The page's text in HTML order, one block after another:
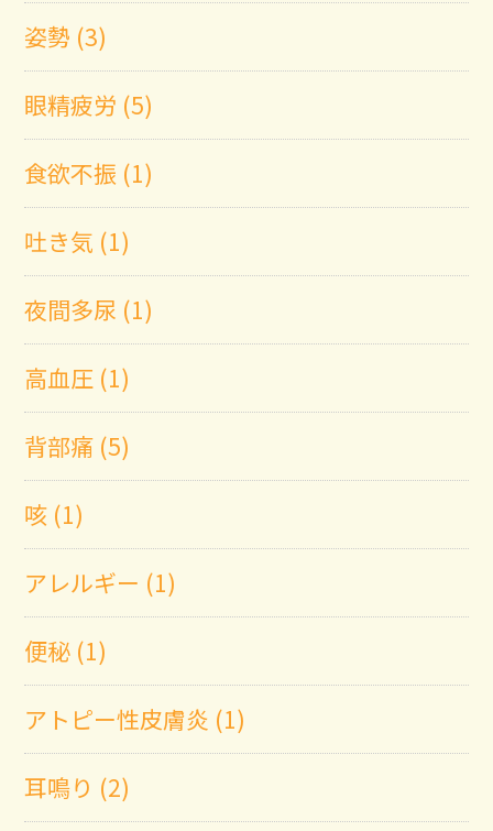
姿勢 (3)
眼精疲労 (5)
食欲不振 (1)
吐き気 (1)
夜間多尿 (1)
高血圧 (1)
背部痛 (5)
咳 (1)
アレルギー (1)
便秘 (1)
アトピー性皮膚炎 (1)
耳鳴り (2)